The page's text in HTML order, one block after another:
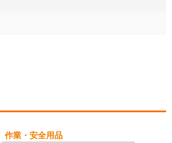
作業・安全用品